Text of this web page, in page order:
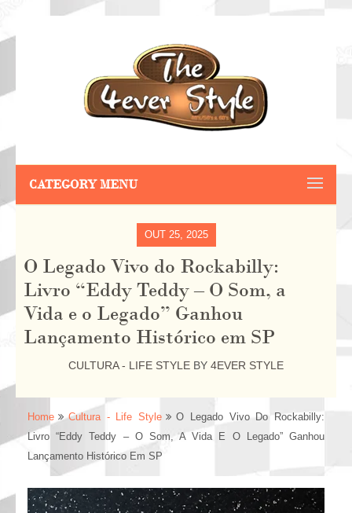
CATEGORY MENU
OUT 25, 2025
O Legado Vivo do Rockabilly:
Livro “Eddy Teddy – O Som, a
Vida e o Legado” Ganhou
Lançamento Histórico em SP
CULTURA - LIFE STYLE BY 4EVER STYLE
Home Cultura - Life Style
O Legado Vivo Do Rockabilly:
Livro “Eddy Teddy – O Som, A Vida E O Legado” Ganhou
Lançamento Histórico Em SP